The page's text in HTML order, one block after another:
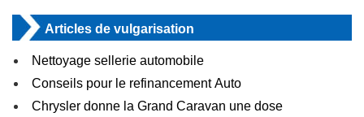
Articles de vulgarisation
Nettoyage sellerie automobile
Conseils pour le refinancement Auto
Chrysler donne la Grand Caravan une dose